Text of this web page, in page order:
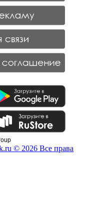
© 2026 Все права